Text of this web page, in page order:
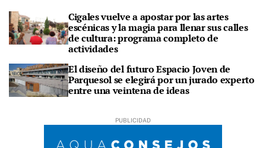
Cigales vuelve a apostar por las artes
escénicas y la magia para llenar sus calles
de cultura: programa completo de
actividades
El diseño del futuro Espacio Joven de
Parquesol se elegirá por un jurado experto
entre una veintena de ideas